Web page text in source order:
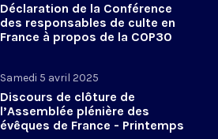
Déclaration de la Conférence
des responsables de culte en
France à propos de la COP30
Samedi 5 avril 2025
Discours de clôture de
l’Assemblée plénière des
évêques de France - Printemps